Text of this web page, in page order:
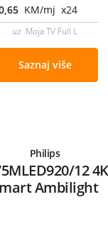
KM/mj x24
uz Moja TV Full L
Saznaj više
Philips
12
Ambilight